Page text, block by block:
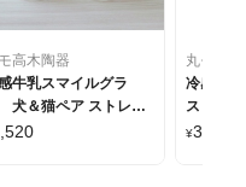
高木陶器
牛乳スマイルグラ
犬＆猫ペア ストレー
イプ
丸モ高
冷感花
ス
¥3,080